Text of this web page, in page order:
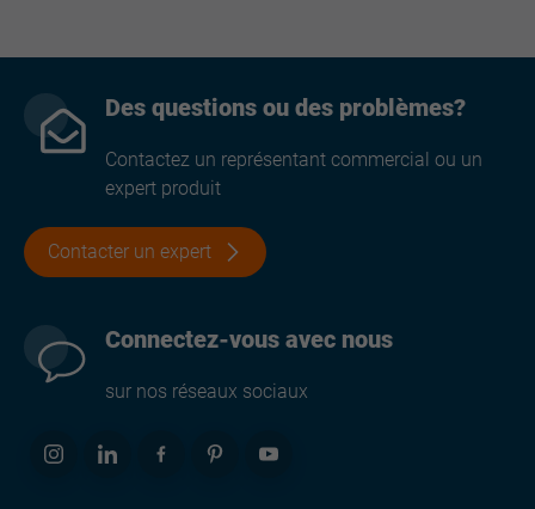
Des questions ou des problèmes?
Contactez un représentant commercial ou un
expert produit
Contacter un expert
Connectez-vous avec nous
sur nos réseaux sociaux